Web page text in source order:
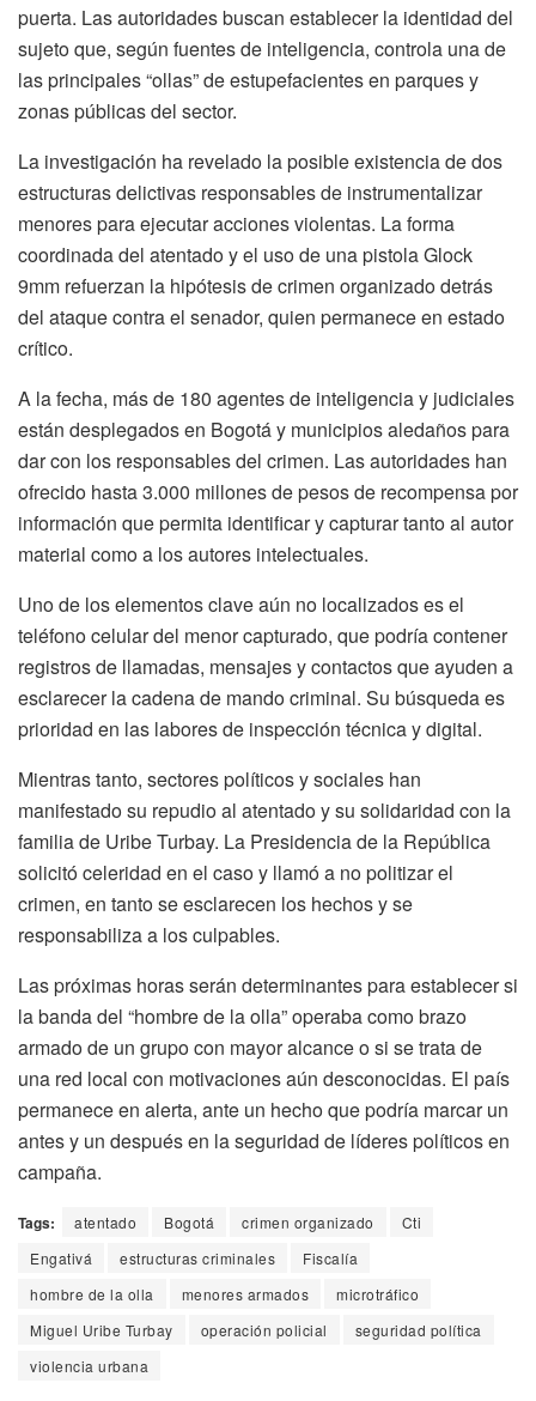
puerta. Las autoridades buscan establecer la identidad del
sujeto que, según fuentes de inteligencia, controla una de
las principales “ollas” de estupefacientes en parques y
zonas públicas del sector.
La investigación ha revelado la posible existencia de dos
estructuras delictivas responsables de instrumentalizar
menores para ejecutar acciones violentas. La forma
coordinada del atentado y el uso de una pistola Glock
9mm refuerzan la hipótesis de crimen organizado detrás
del ataque contra el senador, quien permanece en estado
crítico.
A la fecha, más de 180 agentes de inteligencia y judiciales
están desplegados en Bogotá y municipios aledaños para
dar con los responsables del crimen. Las autoridades han
ofrecido hasta 3.000 millones de pesos de recompensa por
información que permita identificar y capturar tanto al autor
material como a los autores intelectuales.
Uno de los elementos clave aún no localizados es el
teléfono celular del menor capturado, que podría contener
registros de llamadas, mensajes y contactos que ayuden a
esclarecer la cadena de mando criminal. Su búsqueda es
prioridad en las labores de inspección técnica y digital.
Mientras tanto, sectores políticos y sociales han
manifestado su repudio al atentado y su solidaridad con la
familia de Uribe Turbay. La Presidencia de la República
solicitó celeridad en el caso y llamó a no politizar el
crimen, en tanto se esclarecen los hechos y se
responsabiliza a los culpables.
Las próximas horas serán determinantes para establecer si
la banda del “hombre de la olla” operaba como brazo
armado de un grupo con mayor alcance o si se trata de
una red local con motivaciones aún desconocidas. El país
permanece en alerta, ante un hecho que podría marcar un
antes y un después en la seguridad de líderes políticos en
campaña.
Tags: atentado Bogotá crimen organizado
Cti
Engativá
estructuras criminales
Fiscalía
hombre de la olla
menores armados
microtráfico
Miguel Uribe Turbay
operación policial
seguridad política
violencia urbana